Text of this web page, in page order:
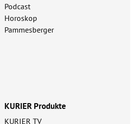
Podcast
Horoskop
Pammesberger
KURIER Produkte
KURIER TV